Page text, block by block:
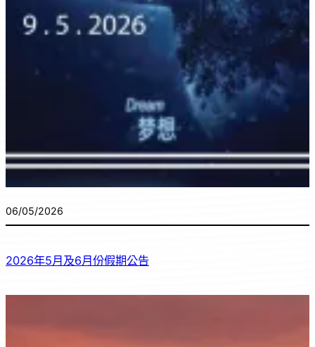
06/05/2026
2026年5月及6月份假期公告